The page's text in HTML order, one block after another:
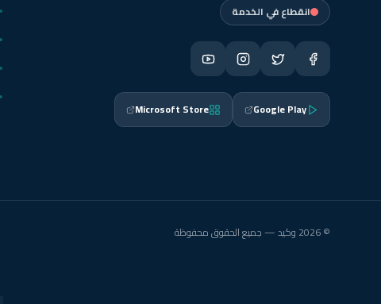
انقطاع في الخدمة
Google Play
Microsoft Store
© 2026 وكيد — جميع الحقوق محفوظة